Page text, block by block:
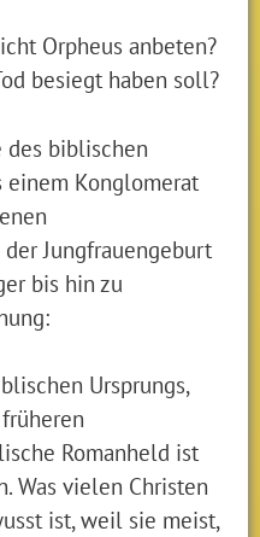
Orpheus anbeten?
besiegt haben soll?
biblischen
einem Konglomerat
Jungfrauengeburt
bis hin zu
Ursprungs,
Romanheld ist
Was vielen Christen
ist, weil sie meist,